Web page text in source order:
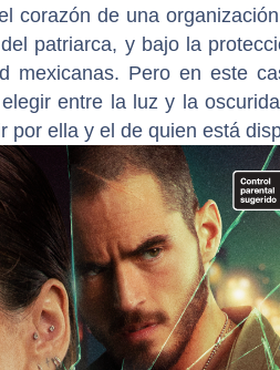
corazón de una
patriarca, y bajo la
mexicanas. Pero en este
entre la luz y la
ella y el de quien está